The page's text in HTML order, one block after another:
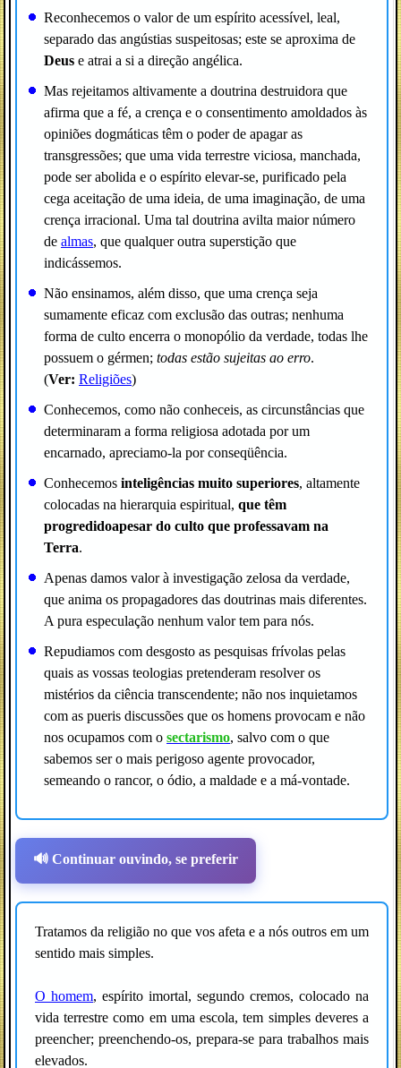
Reconhecemos o valor de um espírito acessível, leal,
separado das angústias suspeitosas; este se aproxima de
Deus e atrai a si a direção angélica.
Mas rejeitamos altivamente a doutrina destruidora que
afirma que a fé, a crença e o consentimento amoldados às
opiniões dogmáticas têm o poder de apagar as
transgressões; que uma vida terrestre viciosa, manchada,
pode ser abolida e o espírito elevar-se, purificado pela
cega aceitação de uma ideia, de uma imaginação, de uma
crença irracional. Uma tal doutrina avilta maior número
de almas, que qualquer outra superstição que
indicássemos.
Não ensinamos, além disso, que uma crença seja
sumamente eficaz com exclusão das outras; nenhuma
forma de culto encerra o monopólio da verdade, todas lhe
possuem o gérmen; todas estão sujeitas ao erro.
(Ver: Religiões)
Conhecemos, como não conheceis, as circunstâncias que
determinaram a forma religiosa adotada por um
encarnado, apreciamo-la por conseqüência.
Conhecemos inteligências muito superiores, altamente
colocadas na hierarquia espiritual, que têm
progredidoapesar do culto que professavam na
Terra.
Apenas damos valor à investigação zelosa da verdade,
que anima os propagadores das doutrinas mais diferentes.
A pura especulação nenhum valor tem para nós.
Repudiamos com desgosto as pesquisas frívolas pelas
quais as vossas teologias pretenderam resolver os
mistérios da ciência transcendente; não nos inquietamos
com as pueris discussões que os homens provocam e não
nos ocupamos com o sectarismo, salvo com o que
sabemos ser o mais perigoso agente provocador,
semeando o rancor, o ódio, a maldade e a má-vontade.
🔊 Continuar ouvindo, se preferir
Tratamos da religião no que vos afeta e a nós outros em um
sentido mais simples.
O homem, espírito imortal, segundo cremos, colocado na
vida terrestre como em uma escola, tem simples deveres a
preencher; preenchendo-os, prepara-se para trabalhos mais
elevados.